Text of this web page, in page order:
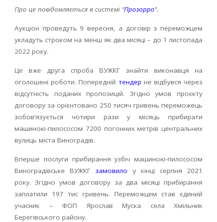
Про це повідомляється в системі “Прозорро”.
Аукціон проведуть 9 вересня, а договір з переможцем
укладуть строком на менш як два місяці – до 1 листопада
2022 року.
Це вже друга спроба ВУЖКГ знайти виконавця на
оголошені роботи. Попередній тендер не відбувся через
відсутність поданих пропозицій. Згідно умов проєкту
договору за орієнтовано 250 тисяч гривень переможець
зобов’язується чотири рази у місяць прибирати
машиною-пилососом 7200 погонних метрів центральних
вулиць міста Виноградів.
Вперше послуги прибирання узбіч машиною-пилососом
Виноградівське ВУЖКГзамовило у кінці серпня 2021
року. Згідно умов договору за два місяці прибирання
заплатили 197 тис гривень. Переможцем став єдиний
учасник – ФОП Ярослав Муска села Хмільник
Берегівського району.